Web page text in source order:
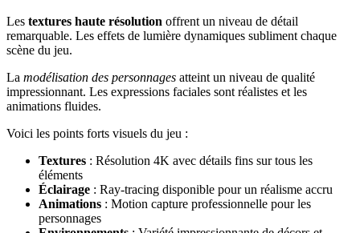
Les textures haute résolution offrent un niveau de détail
remarquable. Les effets de lumière dynamiques subliment chaque
scène du jeu.
La modélisation des personnages atteint un niveau de qualité
impressionnant. Les expressions faciales sont réalistes et les
animations fluides.
Voici les points forts visuels du jeu :
Textures : Résolution 4K avec détails fins sur tous les
éléments
Éclairage : Ray-tracing disponible pour un réalisme accru
Animations : Motion capture professionnelle pour les
personnages